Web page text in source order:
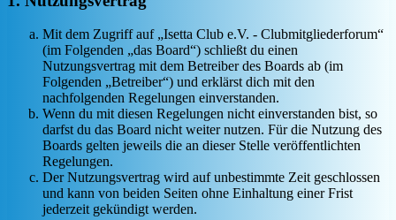
Mit dem Zugriff auf „Isetta Club e.V. - Clubmitgliederforum“
(im Folgenden „das Board“) schließt du einen
Nutzungsvertrag mit dem Betreiber des Boards ab (im
Folgenden „Betreiber“) und erklärst dich mit den
nachfolgenden Regelungen einverstanden.
Wenn du mit diesen Regelungen nicht einverstanden bist, so
darfst du das Board nicht weiter nutzen. Für die Nutzung des
Boards gelten jeweils die an dieser Stelle veröffentlichten
Regelungen.
Der Nutzungsvertrag wird auf unbestimmte Zeit geschlossen
und kann von beiden Seiten ohne Einhaltung einer Frist
jederzeit gekündigt werden.